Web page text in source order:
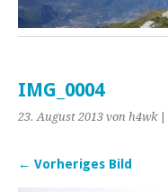
IMG_0004
23. August 2013 von h4wk|
← Vorheriges Bild